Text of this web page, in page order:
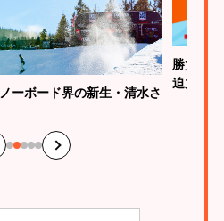
津で見られる“飛込競技”の
元WBC